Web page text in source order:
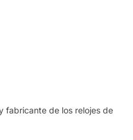
fabricante de los relojes de